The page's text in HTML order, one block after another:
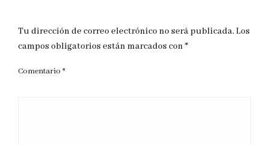
Tu dirección de correo electrónico no será publicada.Los
campos obligatorios están marcados con *
Comentario *